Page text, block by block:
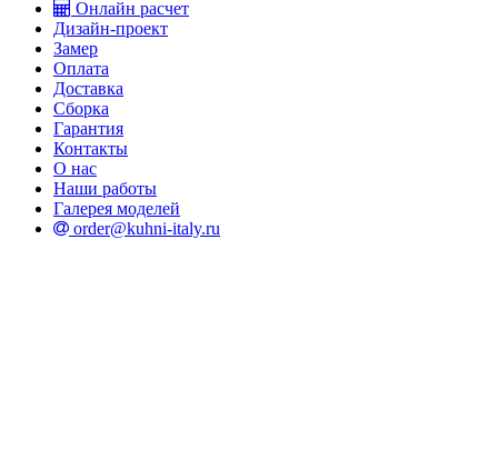
Онлайн расчет
Дизайн-проект
Замер
Оплата
Доставка
Сборка
Гарантия
Контакты
О нас
Наши работы
Галерея моделей
order@kuhni-italy.ru